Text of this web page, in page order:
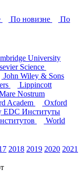
По новизне
По
University
Science
John Wiley & Sons
Lippincott
Nostrum
Academ
Oxford
EDC Институты
World
2018 2019 2020 2021